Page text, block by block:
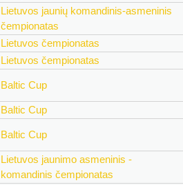
Lietuvos jaunių komandinis-asmeninis
čempionatas
Lietuvos čempionatas
Lietuvos čempionatas
Baltic Cup
Baltic Cup
Baltic Cup
Lietuvos jaunimo asmeninis -
komandinis čempionatas